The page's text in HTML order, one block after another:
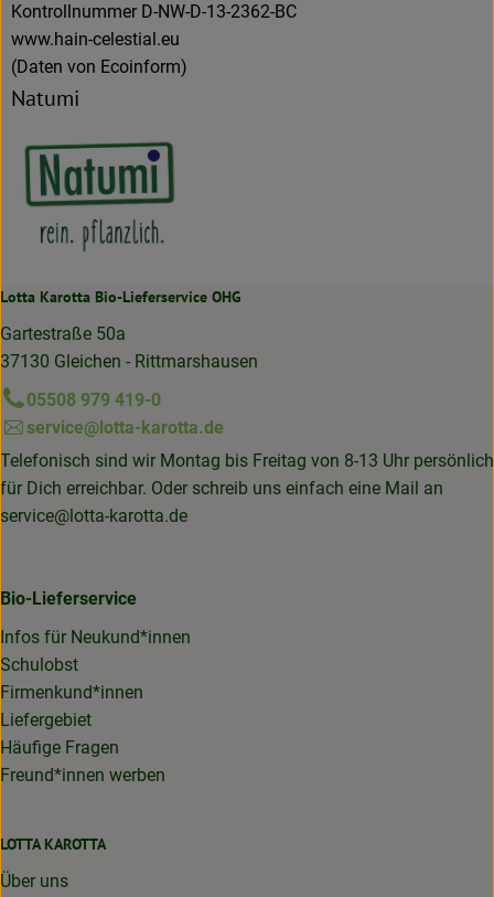
Kontrollnummer D-NW-D-13-2362-BC
www.hain-celestial.eu
(Daten von Ecoinform)
Natumi
Lotta Karotta Bio-Lieferservice OHG
Gartestraße 50a
37130 Gleichen - Rittmarshausen
05508 979 419-0
service@lotta-karotta.de
Telefonisch sind wir Montag bis Freitag von 8-13 Uhr persönlich
für Dich erreichbar. Oder schreib uns einfach eine Mail an
service@lotta-karotta.de
Bio-Lieferservice
Infos für Neukund*innen
Schulobst
Firmenkund*innen
Liefergebiet
Häufige Fragen
Freund*innen werben
LOTTA KAROTTA
Über uns